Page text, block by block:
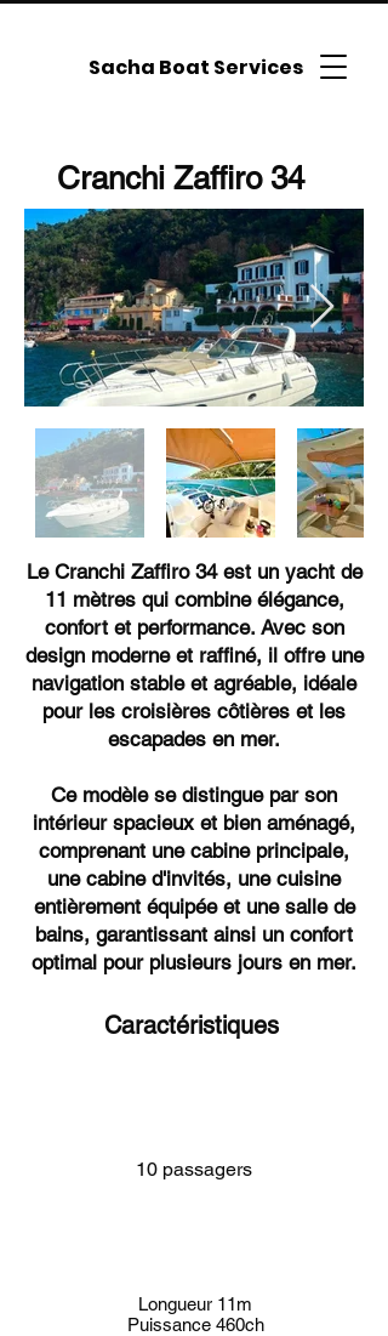
Sacha Boat Services
Cranchi Zaffiro 34
Le Cranchi Zaffiro 34 est un yacht de
11 mètres qui combine élégance,
confort et performance. Avec son
design moderne et raffiné, il offre une
navigation stable et agréable, idéale
pour les croisières côtières et les
escapades en mer.
Ce modèle se distingue par son
intérieur spacieux et bien aménagé,
comprenant une cabine principale,
une cabine d'invités, une cuisine
entièrement équipée et une salle de
bains, garantissant ainsi un confort
optimal pour plusieurs jours en mer.
Caractéristiques
10 passagers
Longueur 11m
Puissance 460ch